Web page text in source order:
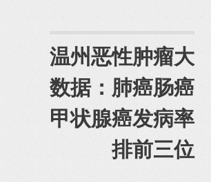
温州恶性肿瘤大
数据：肺癌肠癌
甲状腺癌发病率
排前三位